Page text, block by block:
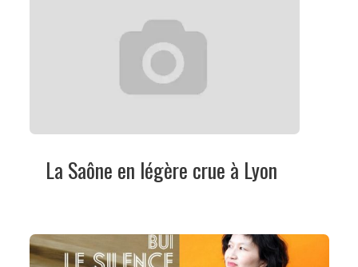
La Saône en légère crue à Lyon